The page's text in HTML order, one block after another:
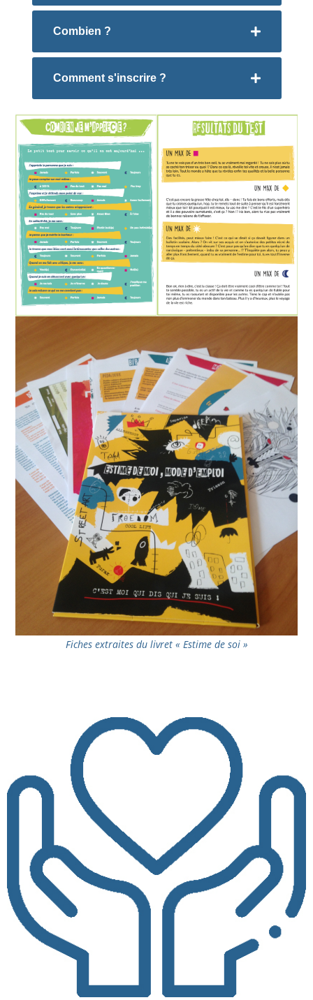
Combien ?
Comment s'inscrire ?
Fiches extraites du livret « Estime de soi »